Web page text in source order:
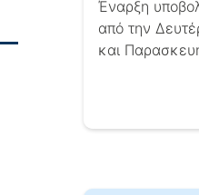
Έναρξη
από την
και